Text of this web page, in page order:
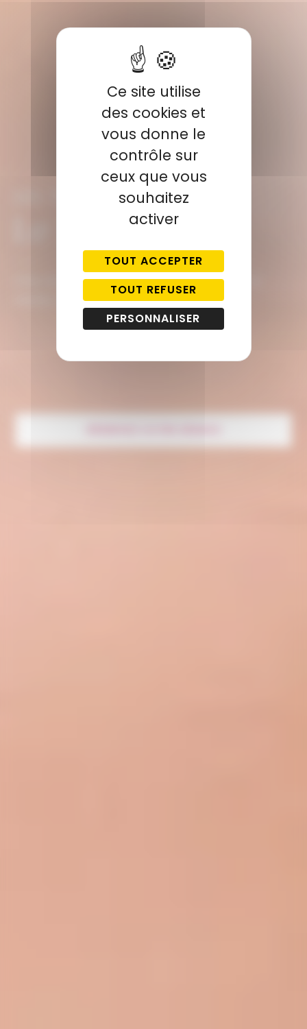
LES TRAITEMENTS
Le PLEX’R
Lifter les paupières tombantes, les rides &
ridules sans chirurgie
Ce site utilise
des cookies et
vous donne le
contrôle sur
ceux que vous
souhaitez
activer
TOUT ACCEPTER
TOUT REFUSER
PERSONNALISER